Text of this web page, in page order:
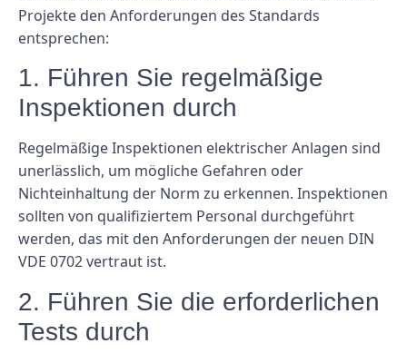
Projekte den Anforderungen des Standards
entsprechen:
1. Führen Sie regelmäßige
Inspektionen durch
Regelmäßige Inspektionen elektrischer Anlagen sind
unerlässlich, um mögliche Gefahren oder
Nichteinhaltung der Norm zu erkennen. Inspektionen
sollten von qualifiziertem Personal durchgeführt
werden, das mit den Anforderungen der neuen DIN
VDE 0702 vertraut ist.
2. Führen Sie die erforderlichen
Tests durch